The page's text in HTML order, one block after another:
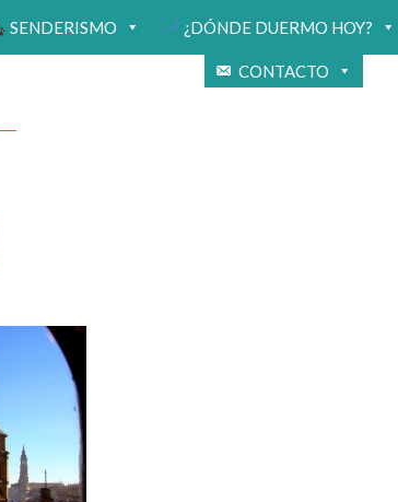
SENDERISMO ¿DÓNDE DUERMO HOY?
CONTACTO